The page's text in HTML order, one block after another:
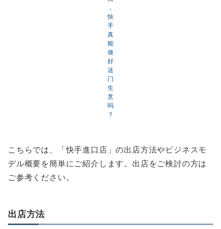
，
快
手
真
能
做
好
这
门
生
意
吗
？
こちらでは、「快手進口店」の出店方法やビジネスモ
デル概要を簡単にご紹介します。出店をご検討の方は
ご参考ください。
出店方法